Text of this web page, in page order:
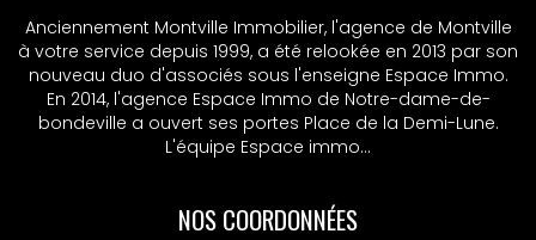
Anciennement Montville Immobilier, l'agence de Montville
à votre service depuis 1999, a été relookée en 2013 par son
nouveau duo d'associés sous l'enseigne Espace Immo.
En 2014, l'agence Espace Immo de Notre-dame-de-
bondeville a ouvert ses portes Place de la Demi-Lune.
L'équipe Espace immo...
NOS COORDONNÉES